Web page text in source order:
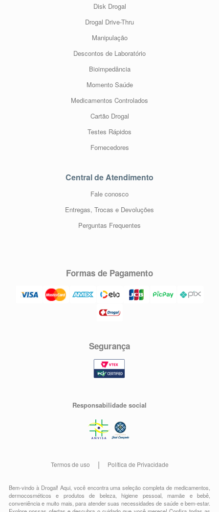
Disk Drogal
Drogal Drive-Thru
Manipulação
Descontos de Laboratório
Bioimpedância
Momento Saúde
Medicamentos Controlados
Cartão Drogal
Testes Rápidos
Fornecedores
Central de Atendimento
Fale conosco
Entregas, Trocas e Devoluções
Perguntas Frequentes
Formas de Pagamento
Segurança
Responsabilidade social
Termos de uso Política de Privacidade
Bem-vindo à Drogal! Aqui, você encontra uma seleção completa demedicamentos
dermocosméticos e produtos de beleza,higiene pessoal,mamãe e bebê
conveniênciae muito mais, para atender suas necessidades de saúde e bem-estar.